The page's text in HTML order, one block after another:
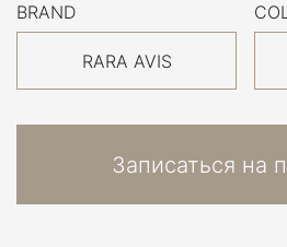
BRAND
RARA AVIS
Записаться на